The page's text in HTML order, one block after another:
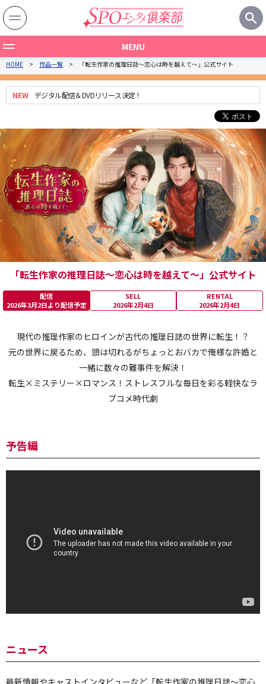
MENU
一覧
国から探す
記事
一覧
HOME 作品一覧 「転生作家の推理日誌～恋心は時を越えて～」公式サイト
NEW デジタル配信＆DVDリリース決定！
「転生作家の推理日誌～恋心は時を越えて～」公式サイト
配信
2026年3月2日より配信予定
SELL
2026年2月4日
RENTAL
2026年2月4日
現代の推理作家のヒロインが古代の推理日誌の世界に転生！？
元の世界に戻るため、頭は切れるがちょっとおバカで俺様な許婚と
一緒に数々の難事件を解決！
転生×ミステリー×ロマンス！ストレスフルな毎日を彩る軽快なラ
ブコメ時代劇
予告編
ニュース
最新情報やキャストインタビューなど「転生作家の推理日誌～恋心